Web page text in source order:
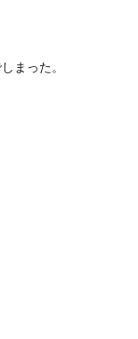
まった。